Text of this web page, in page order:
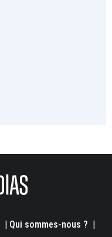
| Qui sommes-nous ? |